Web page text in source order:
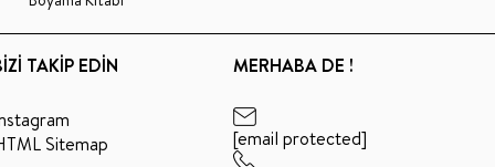
TAKİP EDİN
Sitemap
MERHABA DE !
[email protected]